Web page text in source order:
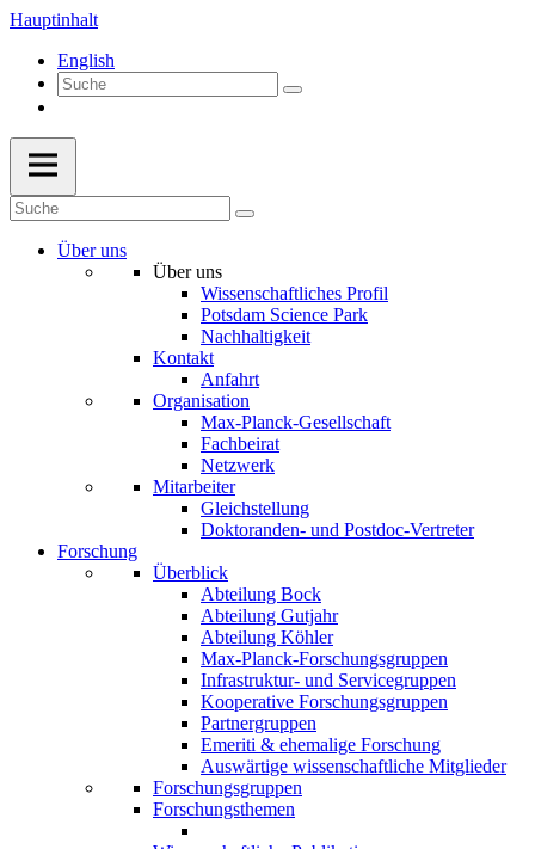
Hauptinhalt
English
Über uns
Über uns
Wissenschaftliches Profil
Potsdam Science Park
Nachhaltigkeit
Kontakt
Anfahrt
Organisation
Max-Planck-Gesellschaft
Fachbeirat
Netzwerk
Mitarbeiter
Gleichstellung
Doktoranden- und Postdoc-Vertreter
Forschung
Überblick
Abteilung Bock
Abteilung Gutjahr
Abteilung Köhler
Max-Planck-Forschungsgruppen
Infrastruktur- und Servicegruppen
Kooperative Forschungsgruppen
Partnergruppen
Emeriti & ehemalige Forschung
Auswärtige wissenschaftliche Mitglieder
Forschungsgruppen
Forschungsthemen